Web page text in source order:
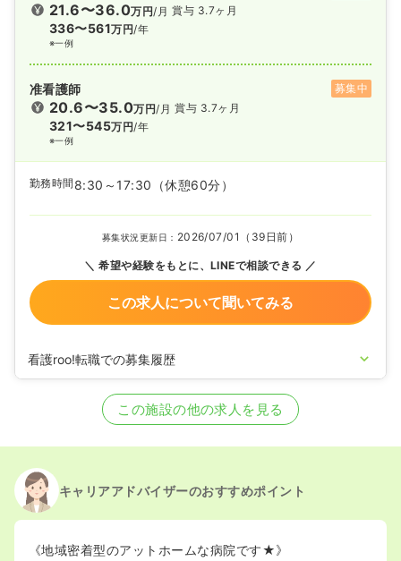
21.6〜36.0万円/月
336〜561万円/年
※一例
賞与 3.7ヶ月
准看護師 募集中
20.6〜35.0万円/月
321〜545万円/年
※一例
賞与 3.7ヶ月
勤務時間 8:30～17:30 （休憩60分）
募集状況更新日： 2026/07/01（39日前）
希望や経験をもとに、LINEで相談できる
この求人について聞いてみる
看護roo!転職での募集履歴
正・准看護師を休止中
この施設の他の求人を見る
キャリアアドバイザーのおすすめポイント
《地域密着型のアットホームな病院です★》